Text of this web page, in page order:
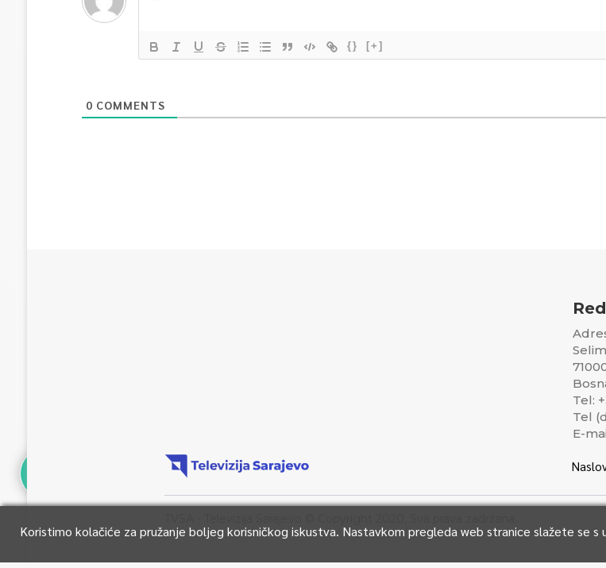
{} [+]
0 COMMENTS
Tel:
Tel
E-
Koristimo kolačiće za pružanje boljeg korisničkog iskustva. Nastavkom pregleda web stranice slažete se s